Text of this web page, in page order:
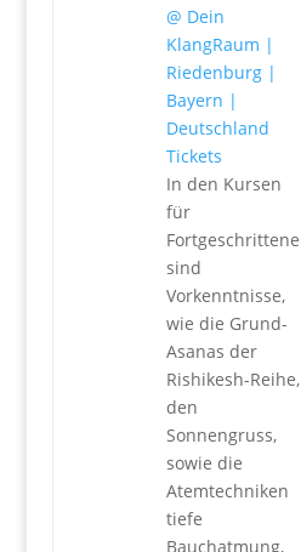
Tickets
In den Kursen
für
Fortgeschrittene
sind
Vorkenntnisse,
wie die Grund-
Asanas der
Rishikesh-Reihe,
den
Sonnengruss,
sowie die
Atemtechniken
tiefe
Bauchatmung,